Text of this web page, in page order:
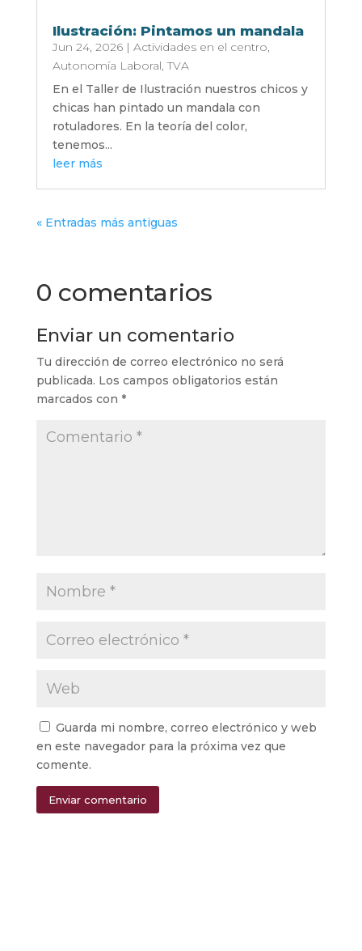
Ilustración: Pintamos un mandala
Jun 24, 2026| Actividades en el centro,
Autonomía Laboral,TVA
En el Taller de Ilustración nuestros chicos y
chicas han pintado un mandala con
rotuladores. En la teoría del color,
tenemos...
leer más
« Entradas más antiguas
0 comentarios
Enviar un comentario
Tu dirección de correo electrónico no será
publicada. Los campos obligatorios están
marcados con *
Guarda mi nombre, correo electrónico y web
en este navegador para la próxima vez que
comente.
Enviar comentario